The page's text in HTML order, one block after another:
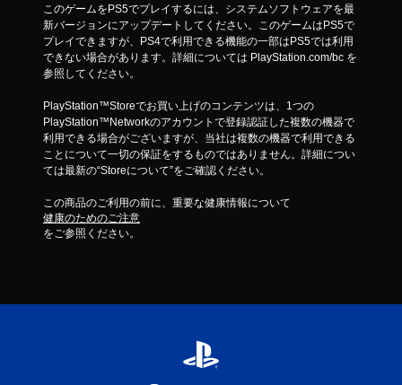
このゲームをPS5でプレイするには、システムソフトウェアを最
新バージョンにアップデートしてください。このゲームはPS5で
プレイできますが、PS4で利用できる機能の一部はPS5では利用
できない場合があります。詳細については PlayStation.com/bc を
参照してください。
PlayStation™Storeでお買い上げのコンテンツは、1つの
PlayStation™Networkのアカウントで登録認証した複数の機器で
利用できる場合がございますが、当社は複数の機器で利用できる
ことについて一切の保証をするものではありません。詳細につい
ては最新の“Storeについて”をご確認ください。
この商品のご利用の前に、重要な健康情報について
健康のためのご注意
をご参照ください。